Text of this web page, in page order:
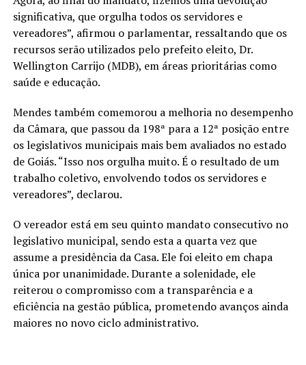
significativa, que orgulha todos os servidores e
vereadores”, afirmou o parlamentar, ressaltando que os
recursos serão utilizados pelo prefeito eleito, Dr.
Wellington Carrijo (MDB), em áreas prioritárias como
saúde e educação.
Mendes também comemorou a melhoria no desempenho
da Câmara, que passou da 198ª para a 12ª posição entre
os legislativos municipais mais bem avaliados no estado
de Goiás. “Isso nos orgulha muito. É o resultado de um
trabalho coletivo, envolvendo todos os servidores e
vereadores”, declarou.
O vereador está em seu quinto mandato consecutivo no
legislativo municipal, sendo esta a quarta vez que
assume a presidência da Casa. Ele foi eleito em chapa
única por unanimidade. Durante a solenidade, ele
reiterou o compromisso com a transparência e a
eficiência na gestão pública, prometendo avanços ainda
maiores no novo ciclo administrativo.